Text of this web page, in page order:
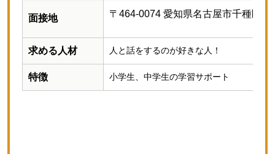
面接地 〒464-0074 愛知県名古屋市千種区
求める人材 人と話をするのが好きな人！
特徴 小学生、中学生の学習サポート